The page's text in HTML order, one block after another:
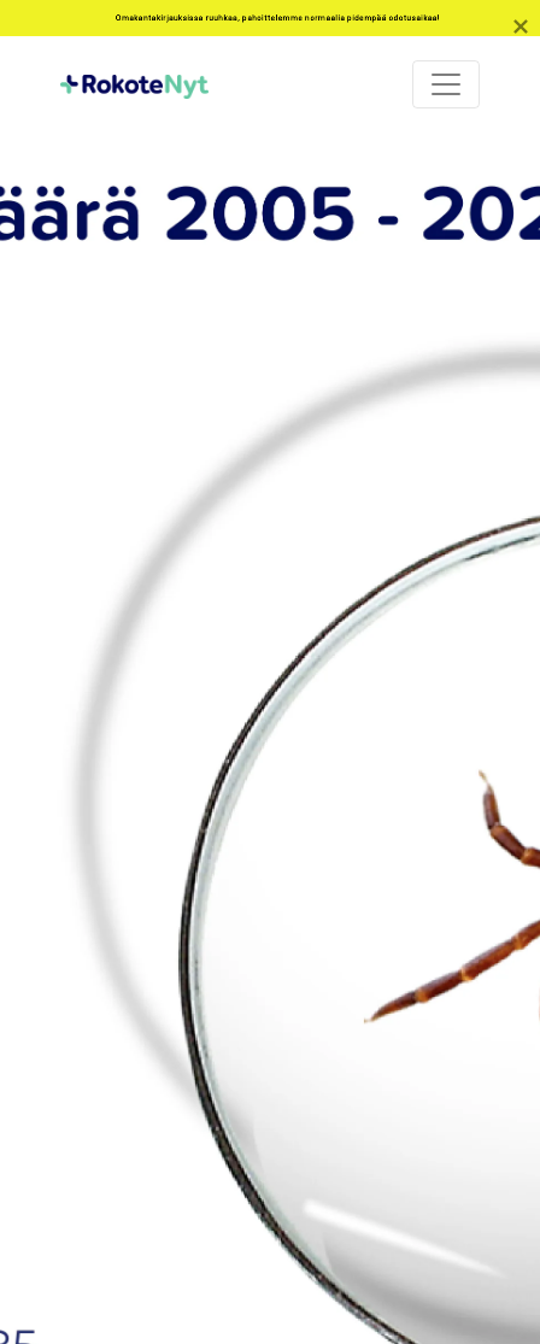
Omakantakirjauksissa ruuhkaa, pahoittelemme normaalia pidempää odotusaikaa!